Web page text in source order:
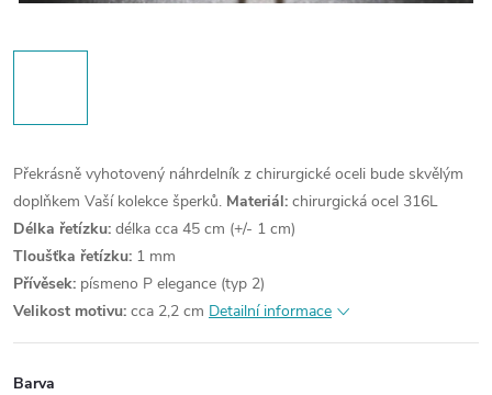
Překrásně vyhotovený náhrdelník z chirurgické oceli bude skvělým
doplňkem Vaší kolekce šperků. Materiál: chirurgická ocel 316L
Délka řetízku: délka cca 45 cm (+/- 1 cm)
Tloušťka řetízku: 1 mm
Přívěsek: písmeno P elegance (typ 2)
Velikost motivu: cca 2,2 cm Detailní informace
Barva